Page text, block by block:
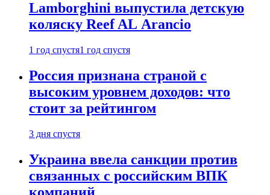
Lamborghini выпустила детскую
коляску Reef AL Arancio
1 год спустя1 год спустя
Россия признана страной с
высоким уровнем доходов: что
стоит за рейтингом
3 дня спустя
Украина ввела санкции против
связанных с российским ВПК